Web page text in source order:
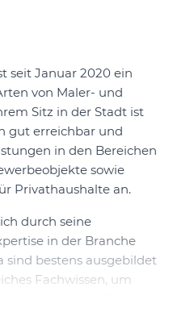
seit Januar 2020 ein
von Maler- und
Sitz in der Stadt ist
gut erreichbar und
in den Bereichen
sowie
Privathaushalte an.
durch seine
in der Branche
sind bestens ausgebildet
Fachwissen, um
auf moderne